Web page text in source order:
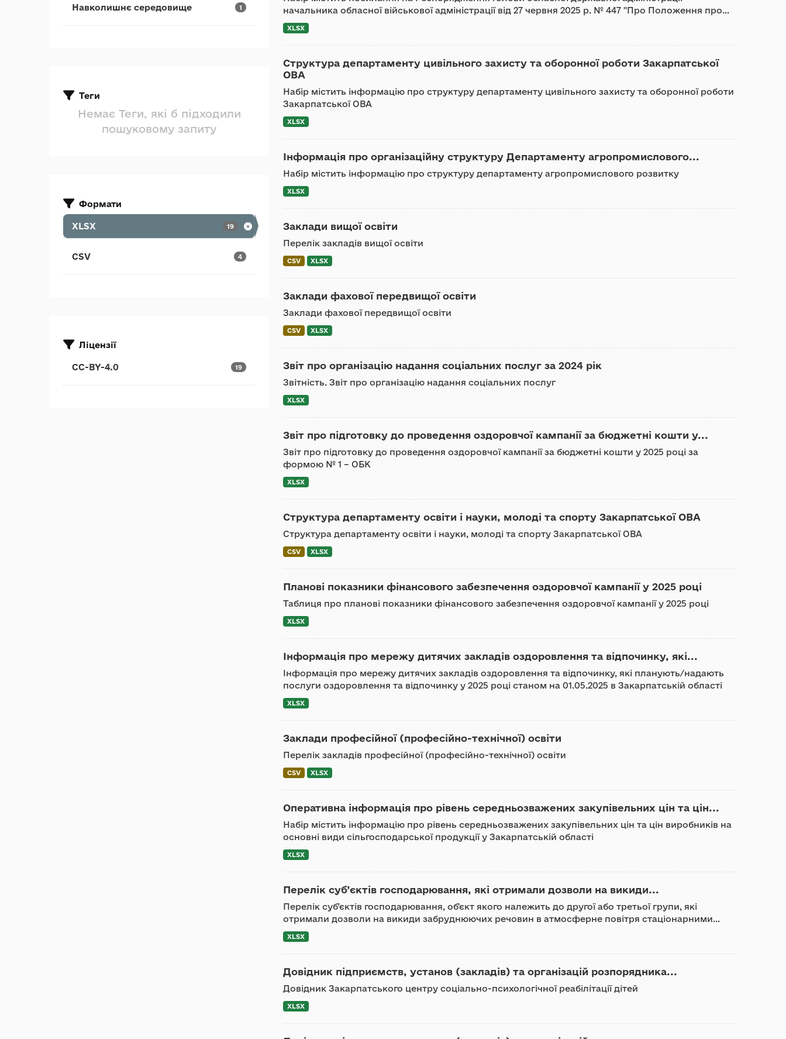
Навколишнє середовище 1
Теги
Немає Теги, які б підходили
пошуковому запиту
Формати
XLSX 19
CSV 4
Ліцензії
CC-BY-4.0 19
начальника обласної військової адміністрації від 27 червня 2025 р. № 447 "Про Положення про...
XLSX
Структура департаменту цивільного захисту та оборонної роботи Закарпатської
ОВА
Набір містить інформацію про структуру департаменту цивільного захисту та оборонної роботи
Закарпатської ОВА
XLSX
Інформація про організаційну структуру Департаменту агропромислового...
Набір містить інформацію про структуру департаменту агропромислового розвитку
XLSX
Заклади вищої освіти
Перелік закладів вищої освіти
CSV XLSX
Заклади фахової передвищої освіти
Заклади фахової передвищої освіти
CSV XLSX
Звіт про організацію надання соціальних послуг за 2024 pік
Звітність. Звіт про організацію надання соціальних послуг
XLSX
Звіт про підготовку до проведення оздоровчої кампанії за бюджетні кошти у...
Звіт про підготовку до проведення оздоровчої кампанії за бюджетні кошти у 2025 році за
формою № 1 – ОБК
XLSX
Структура департаменту освіти і науки, молоді та спорту Закарпатської ОВА
Структура департаменту освіти і науки, молоді та спорту Закарпатської ОВА
CSV XLSX
Планові показники фінансового забезпечення оздоровчої кампанії у 2025 році
Таблиця про планові показники фінансового забезпечення оздоровчої кампанії у 2025 році
XLSX
Інформація про мережу дитячих закладів оздоровлення та відпочинку, які...
Інформація про мережу дитячих закладів оздоровлення та відпочинку, які планують/надають
послуги оздоровлення та відпочинку у 2025 році станом на 01.05.2025 в Закарпатській області
XLSX
Заклади професійної (професійно-технічної) освіти
Перелік закладів професійної (професійно-технічної) освіти
CSV XLSX
Оперативна інформація про рівень середньозважених закупівельних цін та цін...
Набір містить інформацію про рівень середньозважених закупівельних цін та цін виробників на
основні види сільгосподарської продукції у Закарпатській області
XLSX
Перелік суб’єктів господарювання, які отримали дозволи на викиди...
Перелік суб’єктів господарювання, об'єкт якого належить до другої або третьої групи, які
отримали дозволи на викиди забруднюючих речовин в атмосферне повітря стаціонарними...
XLSX
Довідник підприємств, установ (закладів) та організацій розпорядника...
Довідник Закарпатського центру соціально-психологічної реабілітації дітей
XLSX